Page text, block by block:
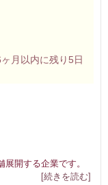
月以内に残り5日
開する企業です。
[続きを読む]